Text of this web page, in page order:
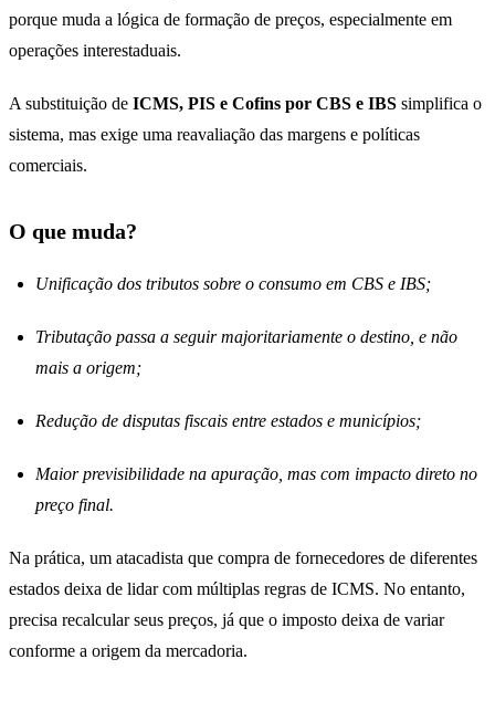
porque muda a lógica de formação de preços, especialmente em
operações interestaduais.
A substituição de ICMS, PIS e Cofins por CBS e IBS simplifica o
sistema, mas exige uma reavaliação das margens e políticas
comerciais.
O que muda?
Unificação dos tributos sobre o consumo em CBS e IBS;
Tributação passa a seguir majoritariamente o destino, e não
mais a origem;
Redução de disputas fiscais entre estados e municípios;
Maior previsibilidade na apuração, mas com impacto direto no
preço final.
Na prática, um atacadista que compra de fornecedores de diferentes
estados deixa de lidar com múltiplas regras de ICMS. No entanto,
precisa recalcular seus preços, já que o imposto deixa de variar
conforme a origem da mercadoria.